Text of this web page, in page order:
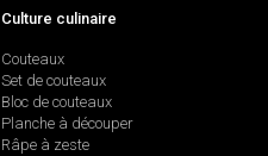
Culture culinaire
Couteaux
Set de couteaux
Bloc de couteaux
Planche à découper
Râpe à zeste